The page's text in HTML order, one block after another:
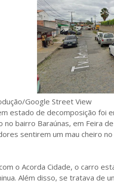
Google Street View
estado de decomposição foi
no bairro Baraúnas, em Feira
sentirem um mau cheiro no
o Acorda Cidade, o carro
Além disso, se tratava de